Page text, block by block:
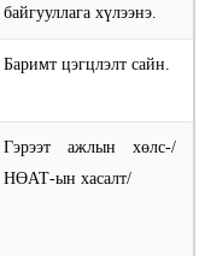
байгууллага хүлээнэ.
Баримт цэгцлэлт сайн.
Гэрээт ажлын хөлс-/
НӨАТ-ын хасалт/